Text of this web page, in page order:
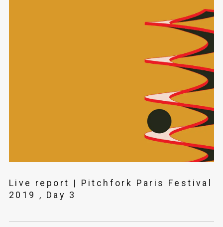
Live report | Pitchfork Paris Festival
2019 , Day 3